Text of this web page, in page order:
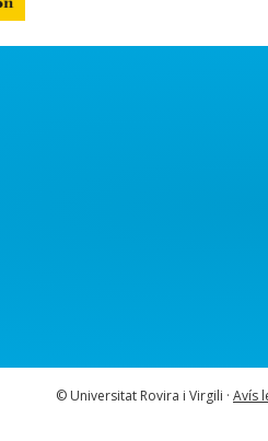
© Universitat Rovira i Virgili · Avís